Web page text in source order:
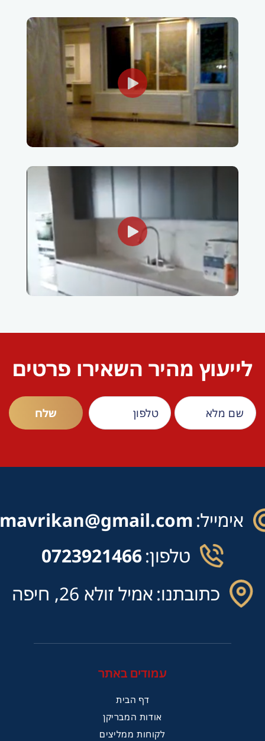
לייעוץ מהיר השאירו פרטים
אימייל:
טלפון:0723921466
כתובתנו:אמיל זולא 26, חיפה
עמודים באתר
דף הבית
אודות המבריקן
לקוחות ממליצים